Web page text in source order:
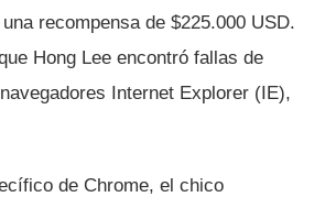
recompensa de $225.000 USD.
Hong Lee encontró fallas de
Internet Explorer (IE),
de Chrome, el chico